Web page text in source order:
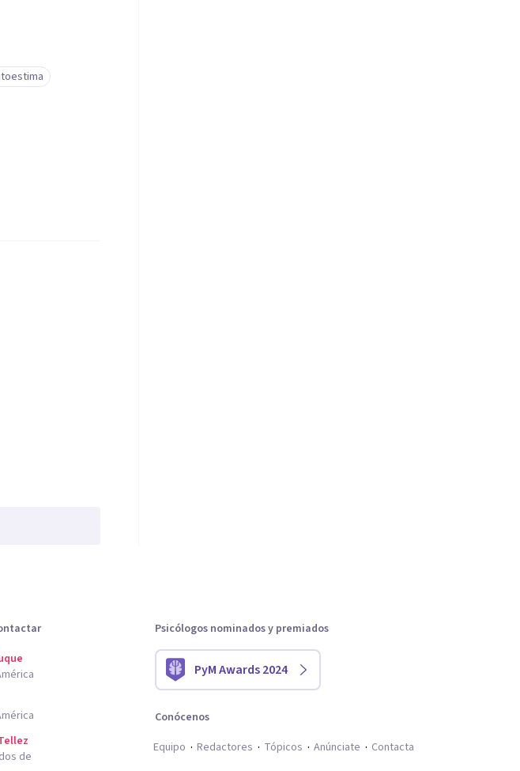
de
Psicólogos nominados y premiados
PyM Awards 2024
Conócenos
Equipo
Redactores Tópicos Anúnciate Contacta